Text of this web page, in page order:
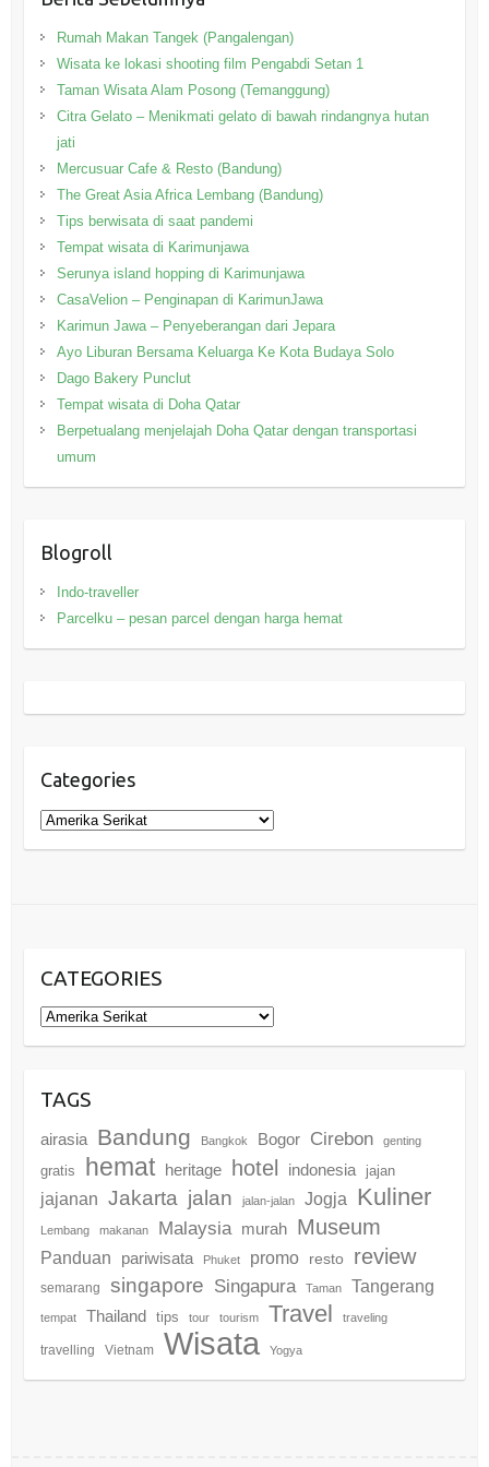
Rumah Makan Tangek (Pangalengan)
Wisata ke lokasi shooting film Pengabdi Setan 1
Taman Wisata Alam Posong (Temanggung)
Citra Gelato – Menikmati gelato di bawah rindangnya hutan
jati
Mercusuar Cafe & Resto (Bandung)
The Great Asia Africa Lembang (Bandung)
Tips berwisata di saat pandemi
Tempat wisata di Karimunjawa
Serunya island hopping di Karimunjawa
CasaVelion – Penginapan di KarimunJawa
Karimun Jawa – Penyeberangan dari Jepara
Ayo Liburan Bersama Keluarga Ke Kota Budaya Solo
Dago Bakery Punclut
Tempat wisata di Doha Qatar
Berpetualang menjelajah Doha Qatar dengan transportasi
umum
Blogroll
Indo-traveller
Parcelku – pesan parcel dengan harga hemat
Categories
Categories
CATEGORIES
Categories
TAGS
airasia Bandung Bangkok Bogor Cirebon genting
gratis hemat heritage hotel indonesia jajan
jajanan Jakarta jalan jalan-jalan Jogja Kuliner
Lembang makanan Malaysia murah Museum
Panduan pariwisata Phuket promo resto review
semarang singapore Singapura Taman Tangerang
tempat Thailand tips tour tourism Travel traveling
travelling Vietnam Wisata Yogya